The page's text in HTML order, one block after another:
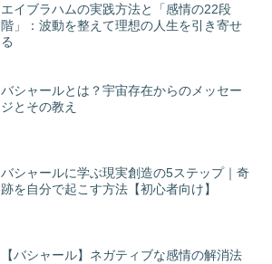
エイブラハムの実践方法と「感情の22段
階」：波動を整えて理想の人生を引き寄せ
る
バシャールとは？宇宙存在からのメッセー
ジとその教え
バシャールに学ぶ現実創造の5ステップ｜奇
跡を自分で起こす方法【初心者向け】
【バシャール】ネガティブな感情の解消法